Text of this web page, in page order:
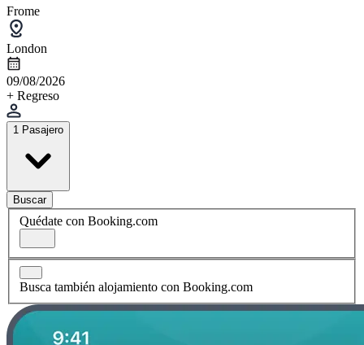
Frome
London
09/08/2026
+ Regreso
1 Pasajero
Buscar
Quédate con Booking.com
Busca también alojamiento con Booking.com